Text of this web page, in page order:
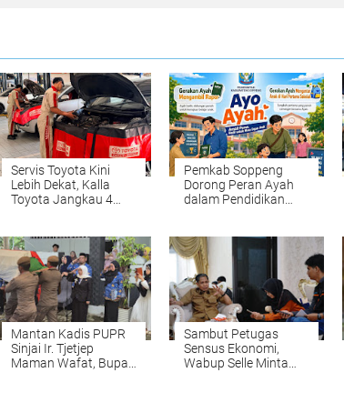
Servis Toyota Kini
Lebih Dekat, Kalla
Toyota Jangkau 4
Pemkab Soppeng
Dorong Peran Ayah
dalam Pendidikan
Antar Anak ke
Sekolah
Mantan Kadis PUPR
Sinjai Ir. Tjetjep
Maman Wafat, Bupati
Sambut Petugas
Sensus Ekonomi,
Wabup Selle Minta